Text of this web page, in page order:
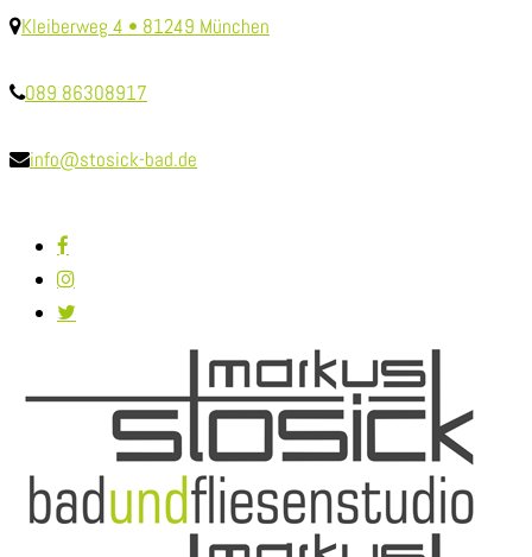
Kleiberweg 4 • 81249 München
089 86308917
info@stosick-bad.de